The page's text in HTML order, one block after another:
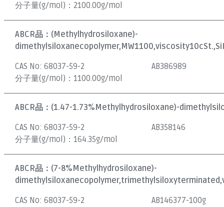
分子量(g/mol)： 2100.00g/mol
ABCR品： (Methylhydrosiloxane)-
CAS No:68037-59-2
分子量(g/mol)：1100.00g/mol
AB386989
ABCR品： (1.47-1.73%Methylhydrosiloxane)-
CAS No:68037-59-2
分子量(g/mol)：164.35g/mol
AB358146
ABCR品： (7-8%Methylhydrosiloxane)-
CAS No:68037-59-2
AB146377-100g